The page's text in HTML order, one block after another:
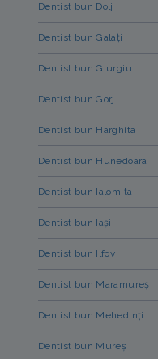
Dentist bun Dolj
Dentist bun Galați
Dentist bun Giurgiu
Dentist bun Gorj
Dentist bun Harghita
Dentist bun Hunedoara
Dentist bun Ialomița
Dentist bun Iași
Dentist bun Ilfov
Dentist bun Maramureș
Dentist bun Mehedinți
Dentist bun Mureș